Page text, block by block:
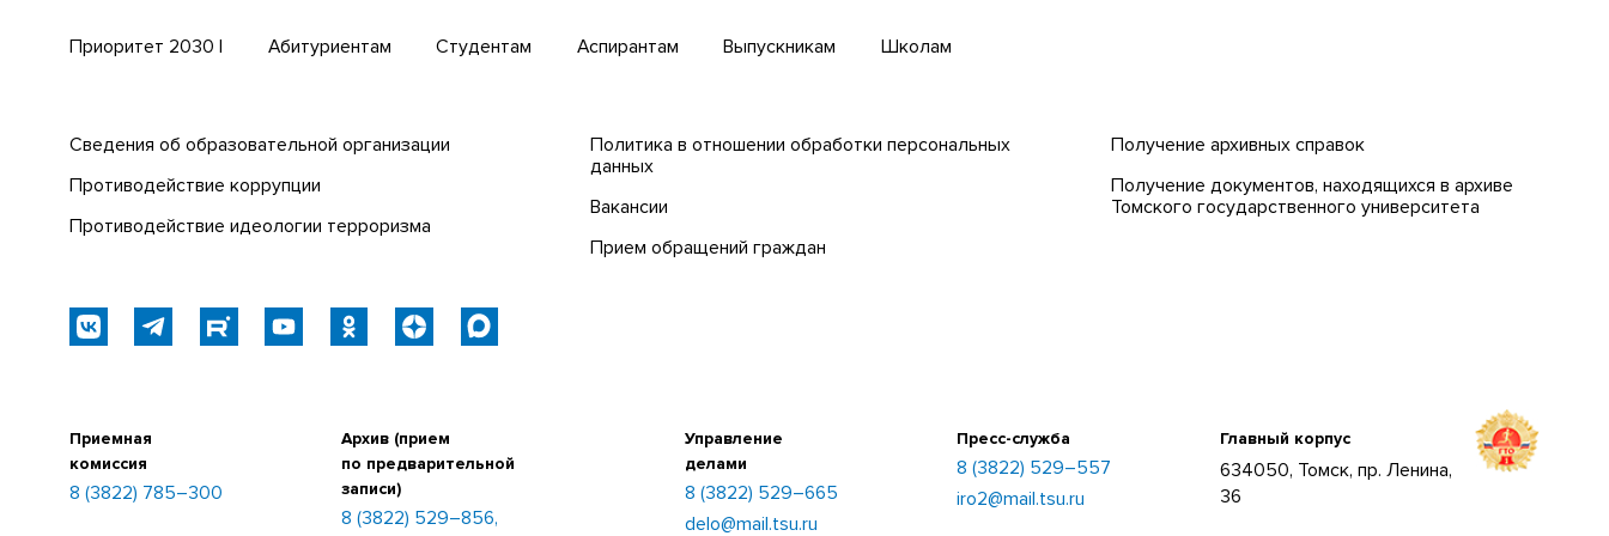
Приоритет 2030 | Абитуриентам Студентам Аспирантам Выпускникам Школам
Сведения об образовательной организации
Противодействие коррупции
Противодействие идеологии терроризма
Политика в отношении обработки персональных
данных
Вакансии
Прием обращений граждан
Получение архивных справок
Получение документов, находящихся в архиве
Томского государственного университета
Приемная
комиссия
8 (3822) 785–300
Архив (прием
по предварительной
записи)
8 (3822) 529–856,
Управление
делами
8 (3822) 529–665
delo@mail.tsu.ru
Пресс-служба
8 (3822) 529–557
iro2@mail.tsu.ru
Главный корпус
634050, Томск, пр. Ленина,
36